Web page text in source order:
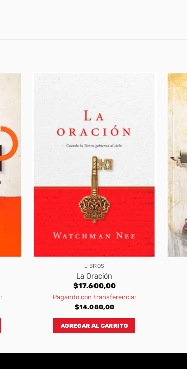
LIBROS
La Oración
$17.600,00
Pagando con transferencia:
$14.080,00
AGREGAR AL CARRITO